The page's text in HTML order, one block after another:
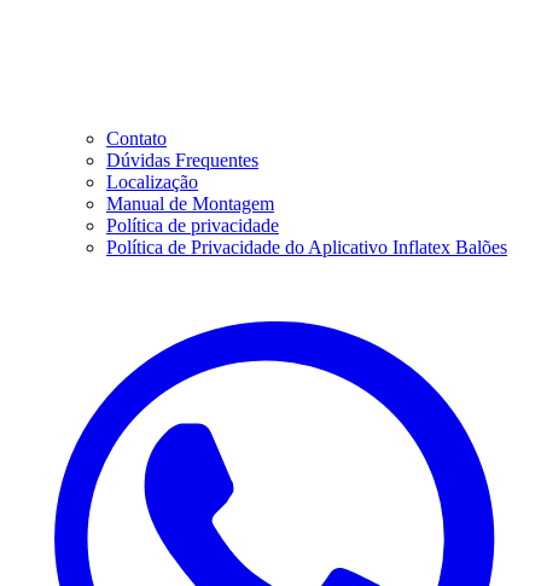
Contato
Dúvidas Frequentes
Localização
Manual de Montagem
Política de privacidade
Política de Privacidade do Aplicativo Inflatex Balões